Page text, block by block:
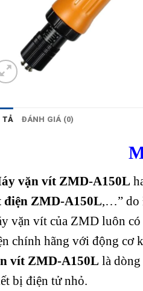
TẢ ĐÁNH GIÁ (0)
vặn vít ZMD-A150L
điện ZMD-A150L,…” do
vặn vít của ZMD luôn
chính hãng với động cơ
vít ZMD-A150L là
bị điện tử nhỏ.